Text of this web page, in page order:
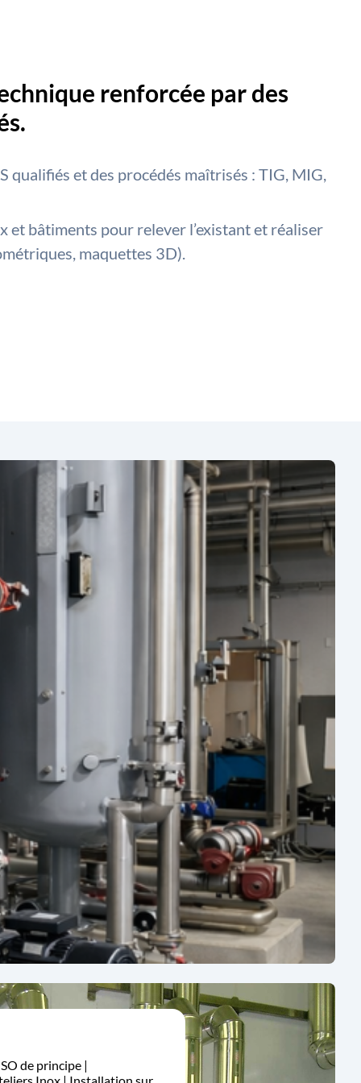
renforcée par des
qualifiés et des procédés maîtrisés : TIG, MIG,
et bâtiments pour relever l’existant et réaliser
maquettes 3D).
de principe |